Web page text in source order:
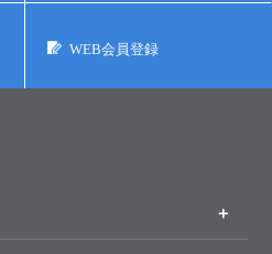
WEB会員登録